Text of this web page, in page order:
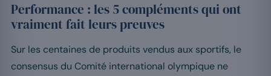
Performance : les 5 compléments qui ont
vraiment fait leurs preuves
Sur les centaines de produits vendus aux sportifs, le
consensus du Comité international olympique ne